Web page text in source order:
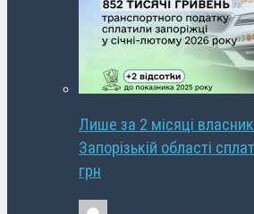
Лише за 2 місяці
Запорізькій області
грн